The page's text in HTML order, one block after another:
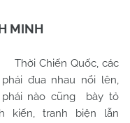
MINH
Chiến Quốc, các
đua nhau nổi lên,
phái nào cũng bày tỏ
kiến, tranh biện lẫn